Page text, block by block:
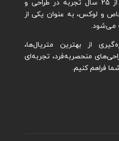
مجموعه کاراکابین با بیش از ۲۵ سال تجربه در طراحی و
و لوکس، به عنوان یکی از
می‌شود.
از بهترین متریال‌ها،
منحصربه‌فرد، تجربه‌ای
فراهم کنیم.